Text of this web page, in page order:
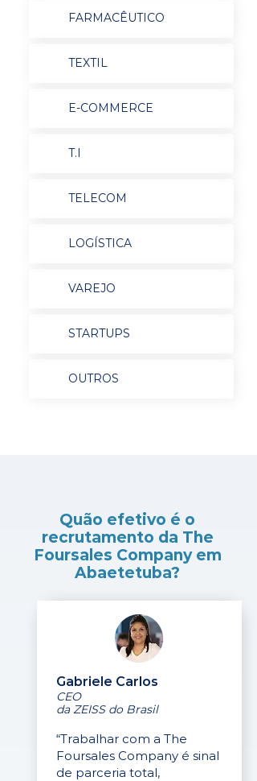
FARMACÊUTICO
TEXTIL
E-COMMERCE
T.I
TELECOM
LOGÍSTICA
VAREJO
STARTUPS
OUTROS
Quão efetivo é o
recrutamento da The
Foursales Company em
Abaetetuba?
Gabriele Carlos
CEO
da ZEISS do Brasil
“Trabalhar com a The
Foursales Company é sinal
de parceria total,